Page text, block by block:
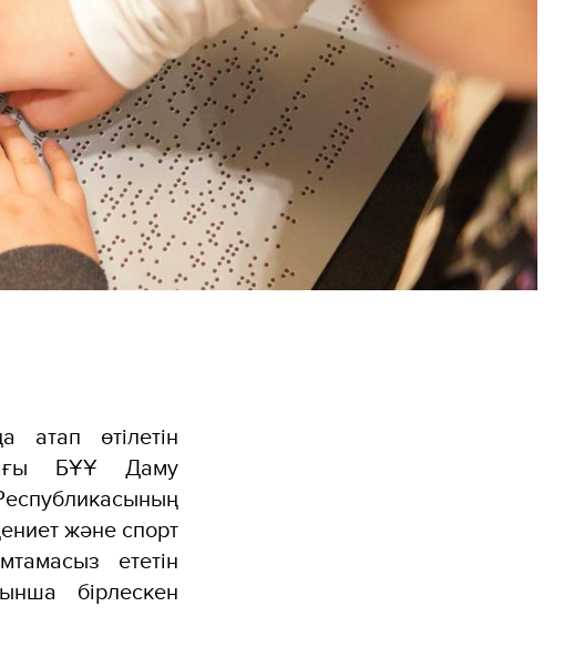
өтілетін
БҰҰ Даму
және спорт
ететін
бірлескен